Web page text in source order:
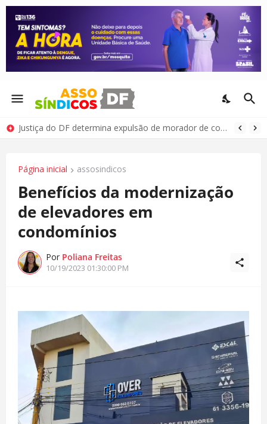
Justiça do DF determina expulsão de morador de condomínio por comportamento antissocial
Página inicial assosindicos
Benefícios da modernização
de elevadores em
condomínios
Por Poliana Freitas
10/19/2023 01:30:00 PM